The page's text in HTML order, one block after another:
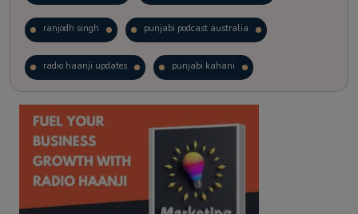
ranjodh singh punjabi podcast australia
radio haanji updates punjabi kahani
kitaab kahani punjabi story